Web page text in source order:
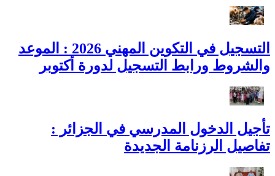
التسجيل في التكوين المهني 2026 : الموعد
والشروط ورابط التسجيل لدورة أكتوبر
تأجيل الدخول المدرسي في الجزائر :
تفاصيل الرزنامة الجديدة